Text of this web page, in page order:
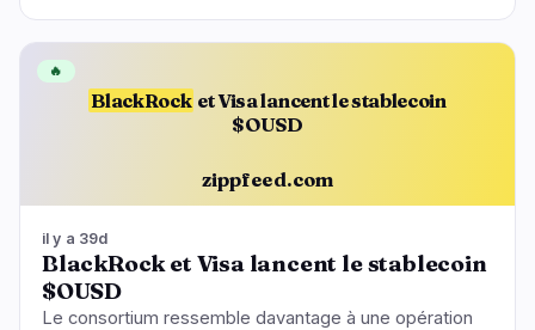
BlackRock et Visa lancent le stablecoin
$OUSD
zippfeed.com
🔥
il y a 39d
BlackRock et Visa lancent le stablecoin
$OUSD
Le consortium ressemble davantage à une opération